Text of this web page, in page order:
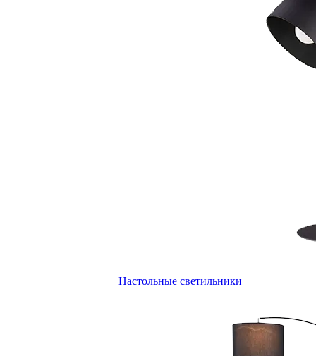
Настольные светильники